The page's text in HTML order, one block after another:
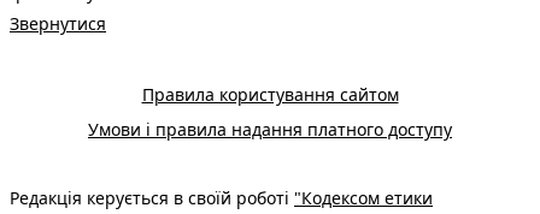
Звернутися
Правила користування сайтом
Умови і правила надання платного доступу
Редакція керується в своїй роботі "Кодексом етики